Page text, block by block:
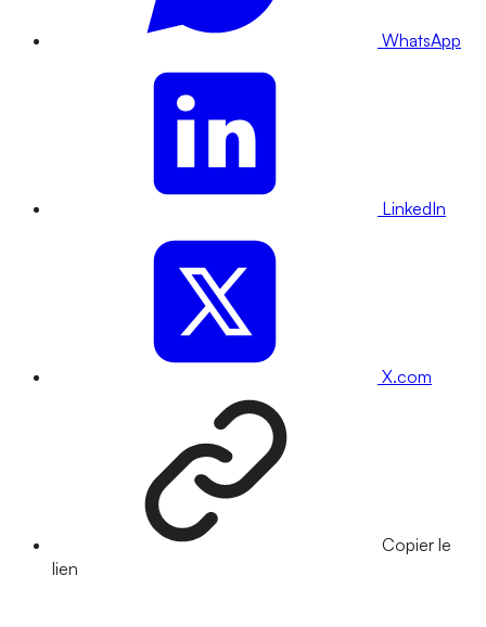
WhatsApp
LinkedIn
X.com
Copier le
lien